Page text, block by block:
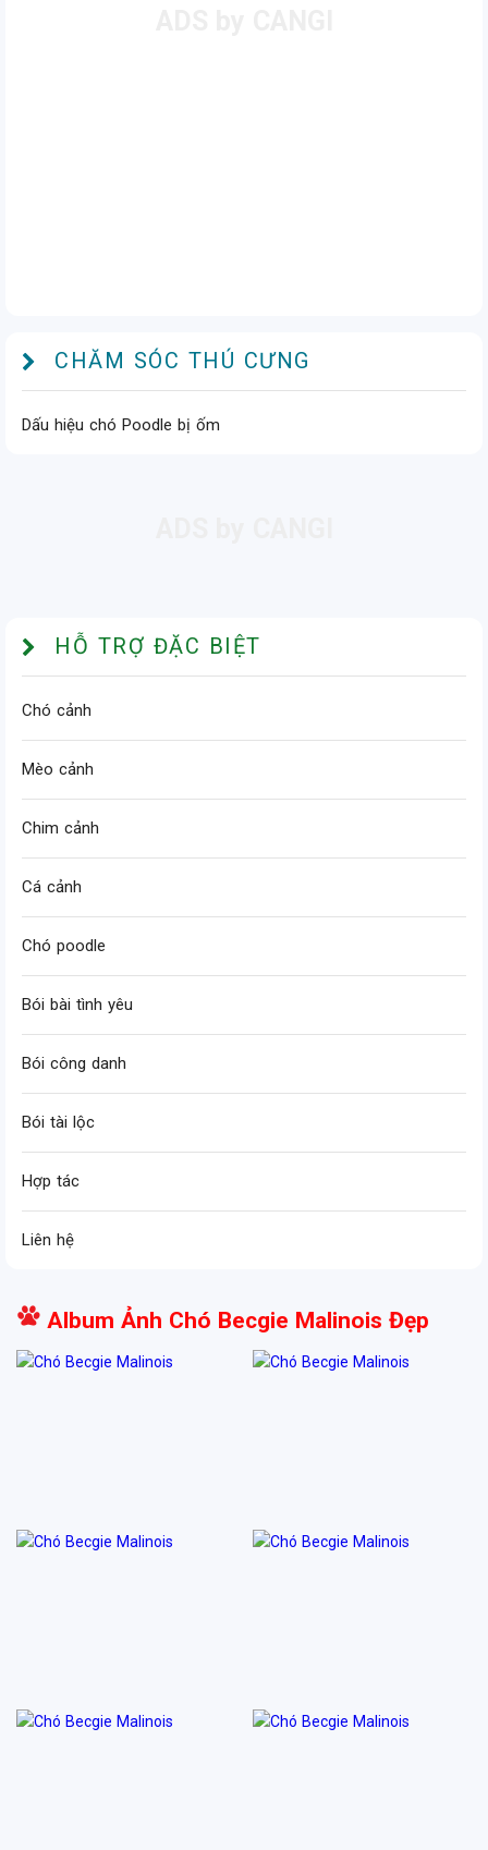
CHĂM SÓC THÚ CƯNG
Dấu hiệu chó Poodle bị ốm
HỖ TRỢ ĐẶC BIỆT
Chó cảnh
Mèo cảnh
Chim cảnh
Cá cảnh
Chó poodle
Bói bài tình yêu
Bói công danh
Bói tài lộc
Hợp tác
Liên hệ
Album Ảnh Chó Becgie Malinois Đẹp